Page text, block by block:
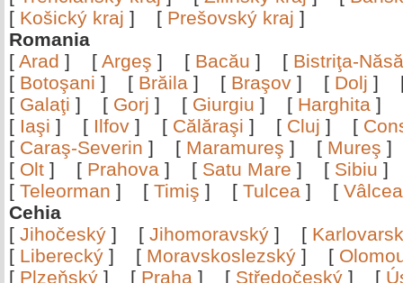
[ Košický kraj ] [ Prešovský kraj ]
Romania
[ Arad ] [ Argeş ] [ Bacău ] [ Bistriţa-
[ Botoşani ] [ Brăila ] [ Braşov ] [ Dolj ]
[ Galaţi ] [ Gorj ] [ Giurgiu ] [ Harghita ]
[ Iaşi ] [ Ilfov ] [ Călăraşi ] [ Cluj ] [
[ Caraş-Severin ] [ Maramureş ] [ Mureş
[ Olt ] [ Prahova ] [ Satu Mare ] [ Sibiu
[ Teleorman ] [ Timiş ] [ Tulcea ] [
Cehia
[ Jihočeský ] [ Jihomoravský ] [
[ Liberecký ] [ Moravskoslezský ] [
[ Plzeňský ] [ Praha ] [ Středočeský ] [